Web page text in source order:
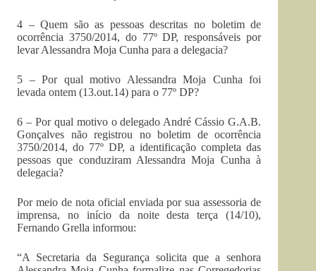
4 – Quem são as pessoas descritas no boletim de
ocorrência 3750/2014, do 77º DP, responsáveis por
levar Alessandra Moja Cunha para a delegacia?
5 – Por qual motivo Alessandra Moja Cunha foi
levada ontem (13.out.14) para o 77º DP?
6 – Por qual motivo o delegado André Cássio G.A.B.
Gonçalves não registrou no boletim de ocorrência
3750/2014, do 77º DP, a identificação completa das
pessoas que conduziram Alessandra Moja Cunha à
delegacia?
Por meio de nota oficial enviada por sua assessoria de
imprensa, no início da noite desta terça (14/10),
Fernando Grella informou:
“A Secretaria da Segurança solicita que a senhora